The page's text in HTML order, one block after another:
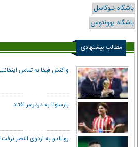
باشگاه نیوکاسل
باشگاه یوونتوس
مطالب پیشنهادی
واکنش فیفا به تماس
بارسلونا به دردرسر افتاد
رونالدو به اردوی النصر نرفت!